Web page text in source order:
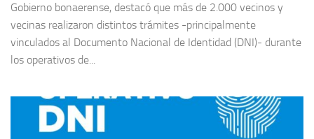
Gobierno bonaerense, destacó que más de 2.000 vecinos y
vecinas realizaron distintos trámites -principalmente
vinculados al Documento Nacional de Identidad (DNI)- durante
los operativos de...